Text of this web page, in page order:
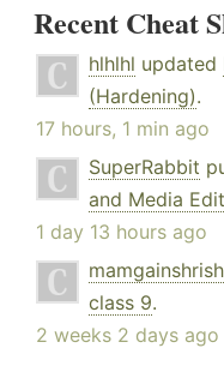
Recent Cheat
hlhlhl updated
(Hardening).
17 hours, 1 min ago
SuperRabbit
and Media
1 day 13 hours ago
class 9.
2 weeks 2 days ago